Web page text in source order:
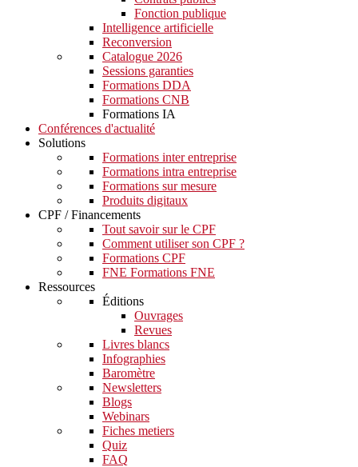
Fonction publique
Intelligence artificielle
Reconversion
Catalogue 2026
Sessions garanties
Formations DDA
Formations CNB
Formations IA
Conférences d'actualité
Solutions
Formations inter entreprise
Formations intra entreprise
Formations sur mesure
Produits digitaux
CPF / Financements
Tout savoir sur le CPF
Comment utiliser son CPF ?
Formations CPF
FNE Formations FNE
Ressources
Éditions
Ouvrages
Revues
Livres blancs
Infographies
Baromètre
Newsletters
Blogs
Webinars
Fiches metiers
Quiz
FAQ